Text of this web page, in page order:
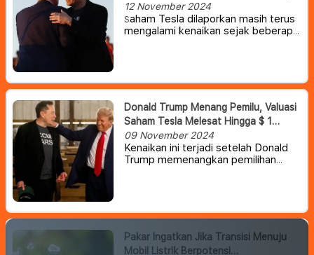
Harga Saham Tesla
12 November 2024
Saham Tesla dilaporkan masih terus
mengalami kenaikan sejak beberapa
Elon Musk tersebut bernilai lebih dari
$ 1 Triliun
Donald Trump Menang Pemilu, Valuasi
Saham Tesla Melesat Hingga $ 1
Triliun Lebih
09 November 2024
Kenaikan ini terjadi setelah Donald
Trump memenangkan pemilihan
berkontribusi positif bagi Tesla.
Pakar Ingatkan Jika Transisi Menuju
Mobil Listrik Berpotensi